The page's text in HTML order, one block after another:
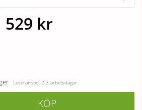
529 kr
Leveranstid: 2-3 arbetsdagar
KÖP